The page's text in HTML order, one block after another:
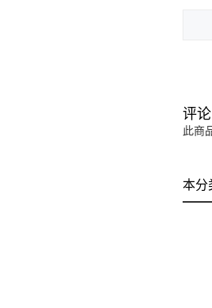
评论
此商
本分